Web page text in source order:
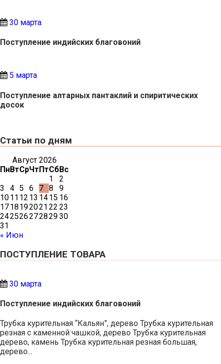
30 марта
Поступление индийских благовоний
5 марта
Поступление алтарных пантаклий и спиритических
досок
Статьи по дням
Август 2026
ПнВтСрЧт ПтСб Вс
1
2
3
4 5 6 7 8
9
1011 12 13 1415 16
1718192021 22 23
24252627282930
31
« Июн
ПОСТУПЛЕНИЕ ТОВАРА
30 марта
Поступление индийских благовоний
Трубка курительная “Кальян”, дерево Трубка курительная
резная с каменной чашкой, дерево Трубка курительная
дерево, камень Трубка курительная резная большая,
дерево...